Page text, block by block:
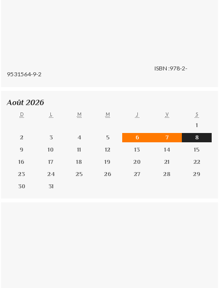
ISBN :978-2-
9531564-9-2
Août 2026
D L M M J V S
1
2
3 4 5 6 7
8
9
10 11 12 13 14
15
16
17 18 19 20 21
22
23
24 25 26 27 28
29
30
31